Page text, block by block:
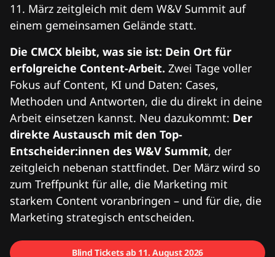
11. März zeitgleich mit dem W&V Summit auf
einem gemeinsamen Gelände statt.
Die CMCX bleibt, was sie ist: Dein Ort für
erfolgreiche Content-Arbeit. Zwei Tage voller
Fokus auf Content, KI und Daten: Cases,
Methoden und Antworten, die du direkt in deine
Arbeit einsetzen kannst. Neu dazukommt: Der
direkte Austausch mit den Top-
Entscheider:innen des W&V Summit, der
zeitgleich nebenan stattfindet. Der März wird so
zum Treffpunkt für alle, die Marketing mit
starkem Content voranbringen – und für die, die
Marketing strategisch entscheiden.
Blind Tickets ab 11. August 2026